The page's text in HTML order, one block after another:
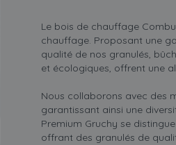
Le bois de chauffage
chauffage. Proposant une
qualité de nos granulés,
et écologiques, offrent une
Nous collaborons avec des
garantissant ainsi une
Premium Gruchy se
offrant des granulés de